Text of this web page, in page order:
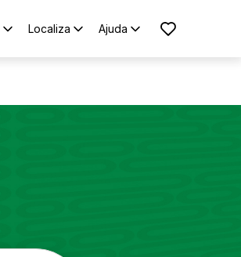
Localiza Ajuda